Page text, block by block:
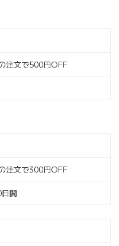
注文で500円OFF
注文で300円OFF
間